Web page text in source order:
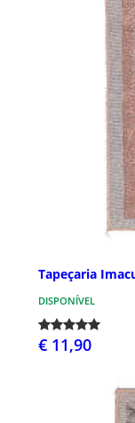
Tapeçaria
DISPONÍVEL
€ 11,90